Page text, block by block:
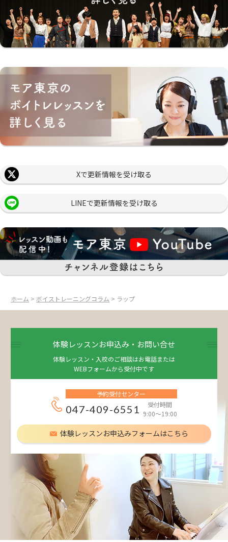
Xで更新情報を受け取る
LINEで更新情報を受け取る
ホーム > ボイストレーニングコラム > ラップ
体験レッスンお申込み・お問い合せ
体験レッスン・入校のご相談はお電話または
WEBフォームから受付中です
予約受付センター
047-409-6551
受付時間
9:00～19:00
体験レッスンお申込みフォームはこちら